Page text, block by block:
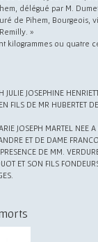
délégué par M.
de Pihem, Bourgeois,
»
kilogrammes ou quatre
JULIE JOSEPHINE
FILS DE MR HUBERTET
JOSEPH MARTEL NEE A
ET DE DAME
DE MM.
ET SON FILS